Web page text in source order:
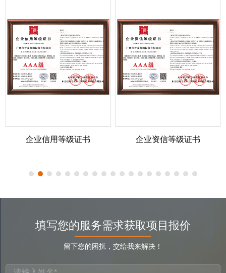
企业信用等级证书 企业资信等级证书
填写您的服务需求获取项目报价
留下您的困扰，交给我来解决！